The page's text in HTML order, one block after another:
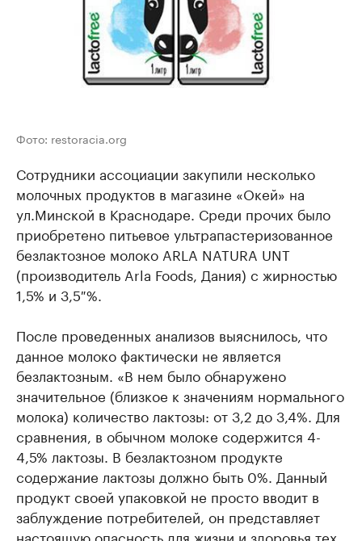
Фото: restoracia.org
Сотрудники ассоциации закупили несколько
молочных продуктов в магазине «Окей» на
ул.Минской в Краснодаре. Среди прочих было
приобретено питьевое ультрапастеризованное
безлактозное молоко ARLA NATURA UNT
(производитель Arla Foods, Дания) с жирностью
1,5% и 3,5 %.
После проведенных анализов выяснилось, что
данное молоко фактически не является
безлактозным. «В нем было обнаружено
значительное (близкое к значениям нормального
молока) количество лактозы: от 3,2 до 3,4%. Для
сравнения, в обычном молоке содержится 4-
4,5% лактозы. В безлактозном продукте
содержание лактозы должно быть 0%. Данный
продукт своей упаковкой не просто вводит в
заблуждение потребителей, он представляет
настоящую опасность для жизни и здоровья тех